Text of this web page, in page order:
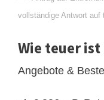
vollständige Antwort auf
Wie teuer ist
Angebote &